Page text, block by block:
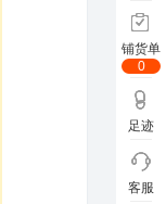
铺货单
0
足迹
客服